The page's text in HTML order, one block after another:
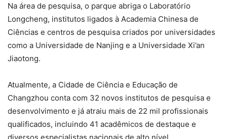
Na área de pesquisa, o parque abriga o Laboratório
Longcheng, institutos ligados à Academia Chinesa de
Ciências e centros de pesquisa criados por universidades
como a Universidade de Nanjing e a Universidade Xi’an
Jiaotong.
Atualmente, a Cidade de Ciência e Educação de
Changzhou conta com 32 novos institutos de pesquisa e
desenvolvimento e já atraiu mais de 22 mil profissionais
qualificados, incluindo 41 acadêmicos de destaque e